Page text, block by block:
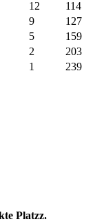
12
114
9
127
5
159
2
203
1 239
Platzz.